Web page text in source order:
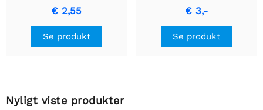
- Holdbar
Præcisionsmodstand
€ 2,55
Se produkt
cementmodstand med
keramisk hus.
€ 3,-
Se produkt
Nyligt viste produkter